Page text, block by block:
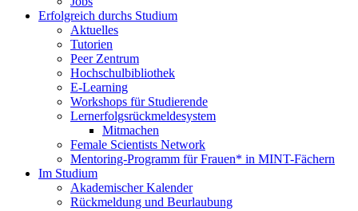
Erfolgreich durchs Studium
Aktuelles
Tutorien
Peer Zentrum
Hochschulbibliothek
E-Learning
Workshops für Studierende
Lernerfolgsrückmeldesystem
Mitmachen
Female Scientists Network
Mentoring-Programm für Frauen* in MINT-Fächern
Im Studium
Akademischer Kalender
Rückmeldung und Beurlaubung